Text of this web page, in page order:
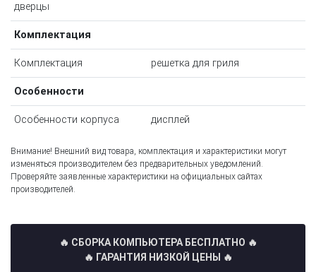
дверцы
Комплектация
Комплектация решетка для гриля
Особенности
Особенности корпуса дисплей
Внимание! Внешний вид товара, комплектация и характеристики могут
изменяться производителем без предварительных уведомлений.
Проверяйте заявленные характеристики на официальных сайтах
производителей.
🔥 СБОРКА КОМПЬЮТЕРА БЕСПЛАТНО 🔥
🔥 ГАРАНТИЯ НИЗКОЙ ЦЕНЫ 🔥